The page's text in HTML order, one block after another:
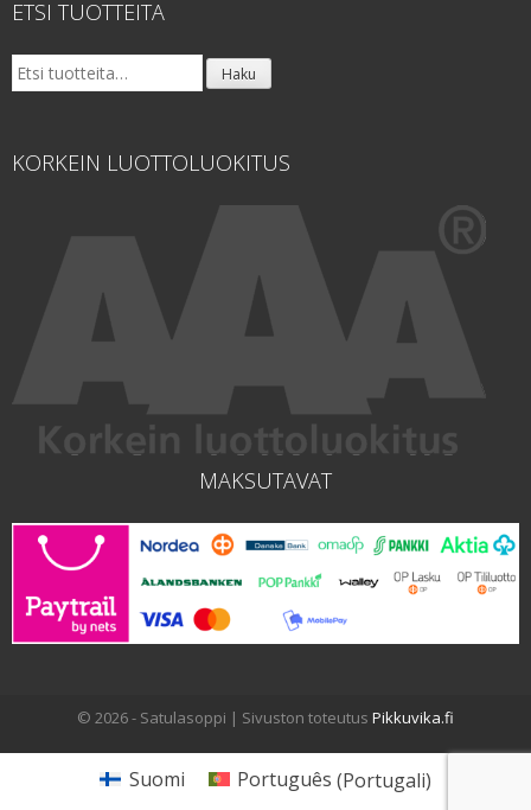
ETSI TUOTTEITA
Etsi: Haku
KORKEIN LUOTTOLUOKITUS
MAKSUTAVAT
© 2026 - Satulasoppi | Sivuston toteutus Pikkuvika.fi
Suomi Português (Portugali)